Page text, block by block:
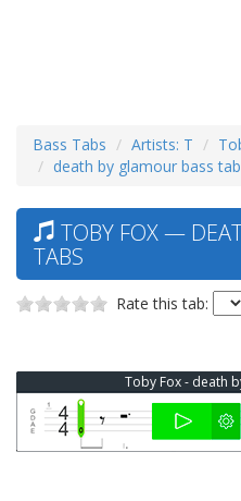
Bass Tabs Artists: T
death by glamour bass
TOBY FOX —
TABS
Rate this tab:
Toby Fox - death